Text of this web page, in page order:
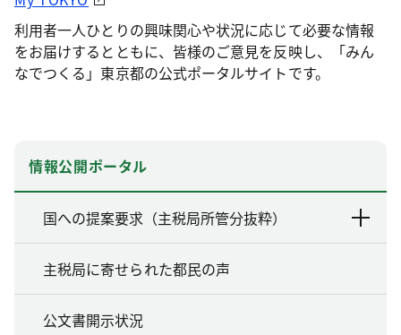
利用者一人ひとりの興味関心や状況に応じて必要な情報
をお届けするとともに、皆様のご意見を反映し、「みん
なでつくる」東京都の公式ポータルサイトです。
情報公開ポータル
国への提案要求（主税局所管分抜粋）
主税局に寄せられた都民の声
公文書開示状況